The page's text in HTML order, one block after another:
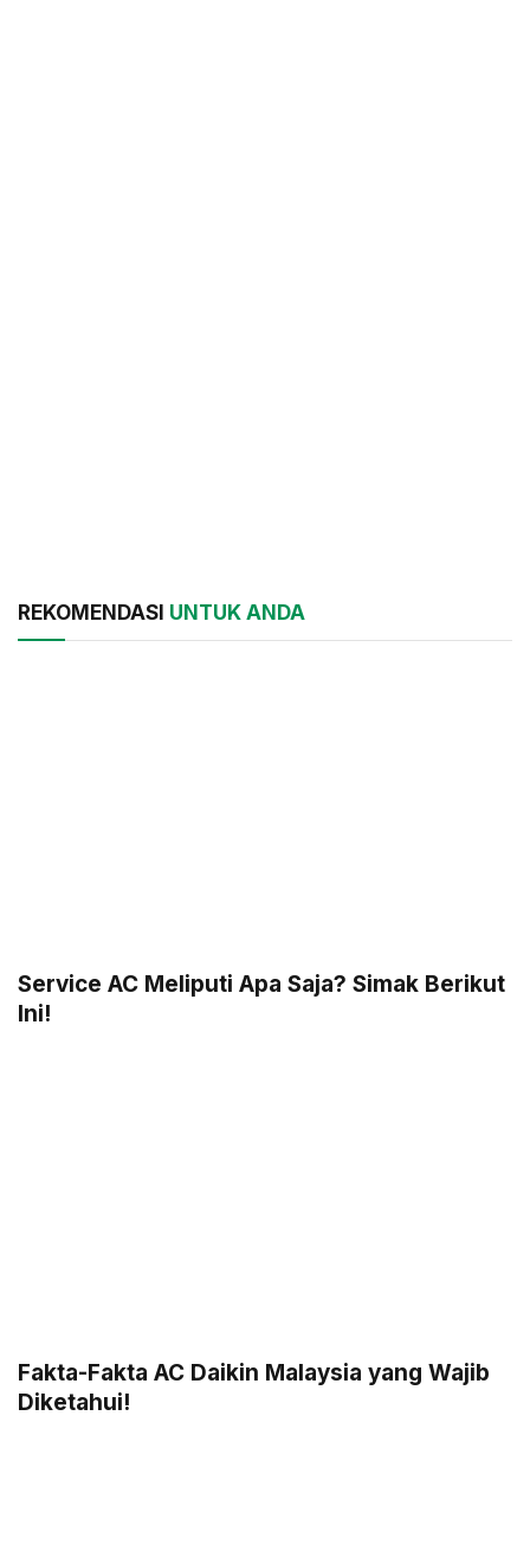
REKOMENDASI UNTUK ANDA
Service AC Meliputi Apa Saja? Simak Berikut
Ini!
Fakta-Fakta AC Daikin Malaysia yang Wajib
Diketahui!